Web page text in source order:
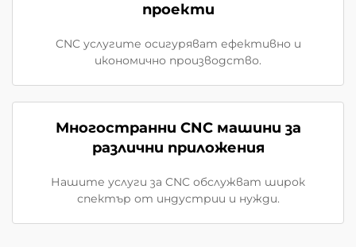
проекти
CNC услугите осигуряват ефективно и
икономично производство.
Многостранни CNC машини за
различни приложения
Нашите услуги за CNC обслужват широк
спектър от индустрии и нужди.